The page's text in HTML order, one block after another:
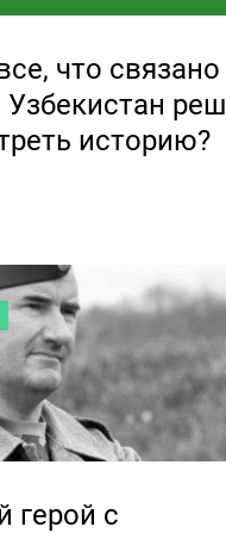
что связано
Узбекистан
историю?
герой с